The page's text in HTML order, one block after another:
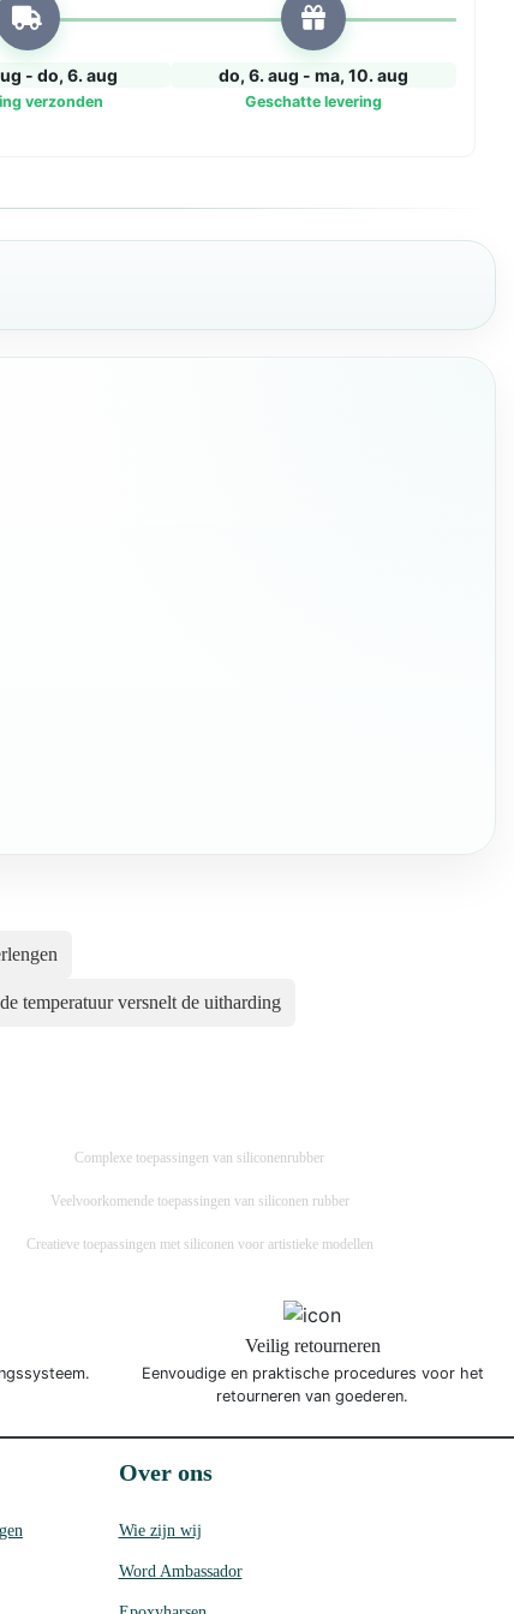
- do, 6. aug
verzonden
do, 6. aug - ma, 10. aug
Geschatte levering
temperatuur versnelt de uitharding
Complexe toepassingen van siliconenrubber
Veelvoorkomende toepassingen van siliconen rubber
Creatieve toepassingen met siliconen voor artistieke modellen
Veilig retourneren
Eenvoudige en praktische procedures voor het
retourneren van goederen.
Over ons
Wie zijn wij
Word Ambassador